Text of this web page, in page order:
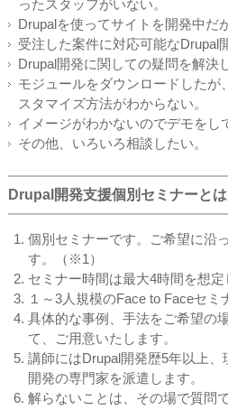
ったスタッフがいない。
Drupalを使ってサイトを開発中だ
受注した案件に対応可能なDrupal
Drupal開発に関しての疑問を解決
モジュールをダウンロードしたが
スタマイズ方法がわからない。
イメージがわかないのでデモをし
その他、いろいろ相談したい。
Drupal開発支援個別セミナーとは
個別セミナーです。ご希望に沿
す。（※1）
セミナー時間は最大4時間を想定
１～3人規模のFace to Faceセミ
具体的な事例、手法をご希望の
て、ご用意いたします。
講師にはDrupal開発歴5年以上、
開発の専門家を派遣します。
解らないことは、その場で質問